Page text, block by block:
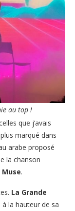
au top !
que j’avais
marqué dans
arabe proposé
la chanson
Muse.
La Grande
la hauteur de sa